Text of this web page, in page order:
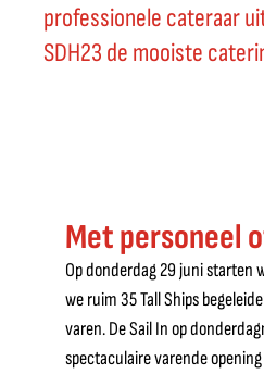
professionele cateraar
SDH23 de mooiste
Met personeel
Op donderdag 29 juni starten
we ruim 35 Tall Ships
varen. De Sail In op
spectaculaire varende